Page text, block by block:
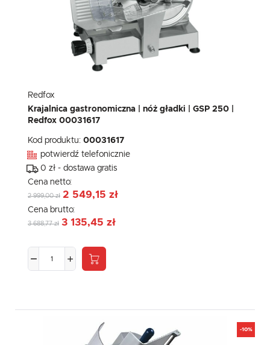
Redfox
Krajalnica gastronomiczna | nóż gładki | GSP 250 |
Redfox 00031617
Kod produktu: 00031617
potwierdź telefonicznie
0 zł - dostawa gratis
Cena netto:
2 999,00 zł 2 549,15 zł
Cena brutto:
3 688,77 zł 3 135,45 zł
-10%